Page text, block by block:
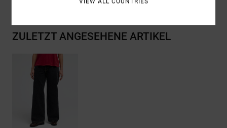
ZULETZT ANGESEHENE ARTIKEL